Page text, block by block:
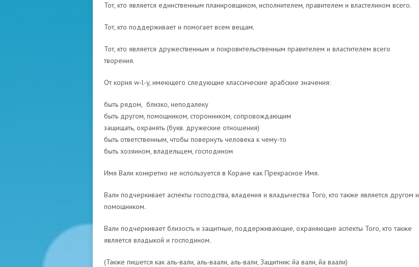
Тот, кто является единственным планировщиком, исполнителем, правителем и властелином всего.
Тот, кто поддерживает и помогает всем вещам.
Тот, кто является дружественным и покровительственным правителем и властителем всего
творения.
От корня w-l-y, имеющего следующие классические арабские значения:
быть рядом, близко, неподалеку
быть другом, помощником, сторонником, сопровождающим
защищать, охранять (букв. дружеские отношения)
быть ответственным, чтобы повернуть человека к чему-то
быть хозяином, владельцем, господином
Имя Вали конкретно не используется в Коране как Прекрасное Имя.
Вали подчеркивает аспекты господства, владения и владычества Того, кто также является другом и
помощником.
Вали подчеркивает близость и защитные, поддерживающие, охраняющие аспекты Того, кто также
является владыкой и господином.
(Также пишется как аль-вали, аль-ваали, аль-вали, Защитник: йа вали, йа ваали)